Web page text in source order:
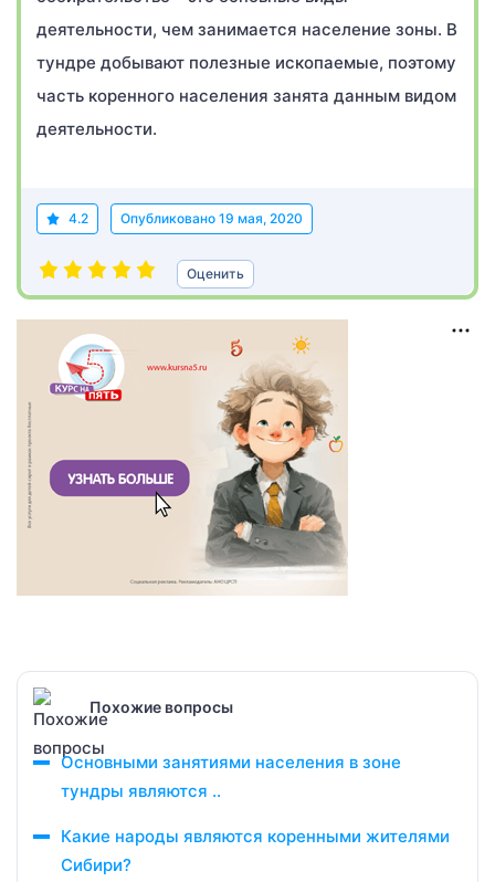
деятельности, чем занимается население зоны. В
тундре добывают полезные ископаемые, поэтому
часть коренного населения занята данным видом
деятельности.
4.2 Опубликовано 19 мая, 2020
Оценить
Похожие вопросы
Основными занятиями населения в зоне
тундры являются ..
Какие народы являются коренными жителями
Сибири?